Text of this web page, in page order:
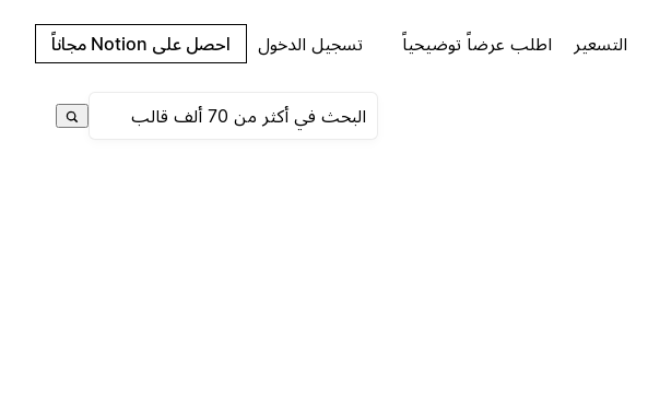
التسعير اطلب عرضاً توضيحياً تسجيل الدخول احصل على Notion مجاناً